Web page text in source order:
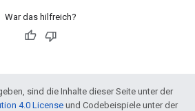
War das hilfreich?
sind die Inhalte dieser Seite unter der
4.0 License und Codebeispiele unter der